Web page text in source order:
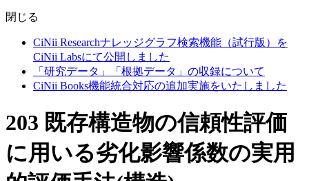
閉じる
CiNii Researchナレッジグラフ検索機能（試行版）を
CiNii Labsにて公開しました
「研究データ」「根拠データ」の収録について
CiNii Books機能統合対応の追加実施をいたしました
203 既存構造物の信頼性評価
に用いる劣化影響係数の実用